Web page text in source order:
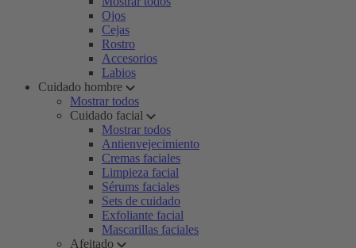
Ojos
Cejas
Rostro
Accesorios
Labios
Cuidado hombre
Mostrar todos
Cuidado facial
Mostrar todos
Antienvejecimiento
Cremas faciales
Limpieza facial
Sérums faciales
Sets de cuidado
Exfoliante facial
Mascarillas faciales
Afeitado